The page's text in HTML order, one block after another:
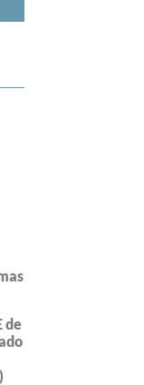
de